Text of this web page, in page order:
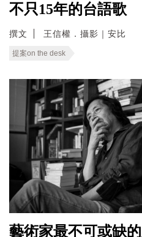
不只15年的台語歌
撰文 王信權．攝影｜安比
提案on the desk
藝術家最不可或缺